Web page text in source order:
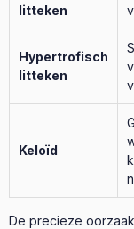
litteken
Hypertrofisch
litteken
Keloïd
De precieze